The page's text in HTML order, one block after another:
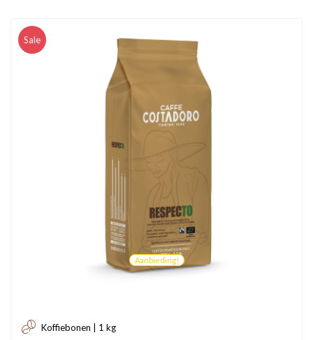
Sale
Aanbieding!
Koffiebonen | 1 kg